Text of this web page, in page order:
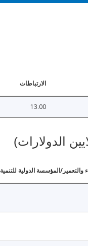
الارتباطات
13.00
الدولارات)
والتعمير/المؤسسة الدولية للتنمية